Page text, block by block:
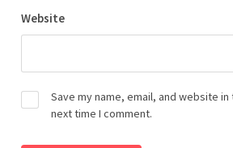
Website
Save my name, email, and website
next time I comment.